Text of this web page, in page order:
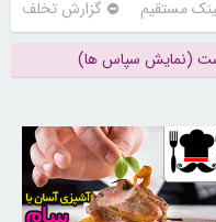
مستقیم گزارش تخلف
(نمایش سپاس ها)